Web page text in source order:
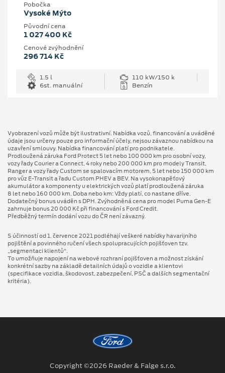
Pobočka
Vysoké Mýto
Původní cena
1 027 400 Kč
Cenové zvýhodnění
296 714 Kč
1.5 l
110 kW/150 k
6st. manuální
Benzín
Vyobrazení vozů může být ilustrativní. Nabídka vozů, financování a uváděné
údaje jsou určeny pouze pro informační účely, nejsou závaznou nabídkou na
uzavření smlouvy. Nabídka financování platí pro podnikatele.
Prodloužená záruka Ford Protect 5 let nebo 100 000 km pro osobní vozy,
vozy řady Courier a Connect, 4 roky nebo 200 000 km pro modely Transit,
Ranger a vozy řady Custom se spalovacím motorem, 5 let nebo 150 000 km
pro vůz E-Transit a řadu Custom PHEV a BEV. Na vysokonapěťový
akumulátor a komponenty u elektrických vozů platí prodloužená záruka
8 let nebo 160 000 km. Doba nebo km: Vždy platí, co nastane dříve.
Dodatečný bonus uváděn s DPH. Zvýhodněná cena pro model Puma Gen⁠-⁠E
zahrnuje bonus 20 000 Kč při financování s Ford Credit.
Předběžný termín dodání vozu do ČR není závazný.
S účinností od 1. července 2021 podléhají veškeré nabídky havarijního
pojištění a povinného ručení všech spolupracujících pojišťoven tzv.
„segmentaci klientů“.
To umožňuje napojení na webové rozhraní pojišťoven a možnost získání
konkrétní sazby na základě detailních údajů o vozidle a klientovi
(specifikace vozidla, škodovost, zabezpečení, PSČ a dalších segmentační
kritéria).
Copyright ©2026 Raeder & Falge s.r.o.